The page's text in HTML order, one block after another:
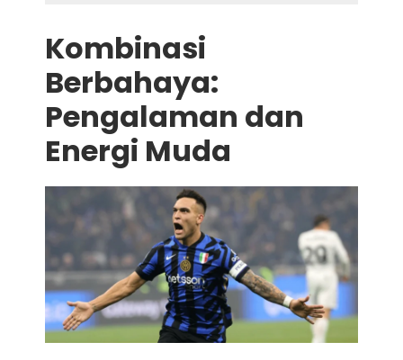
Kombinasi
Berbahaya:
Pengalaman dan
Energi Muda